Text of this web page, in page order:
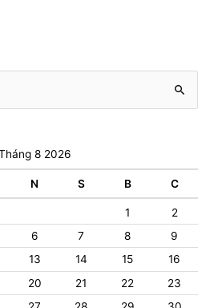
8 2026
N S B C
1
2
6 7 8
9
13 14 15
16
20 21 22
23